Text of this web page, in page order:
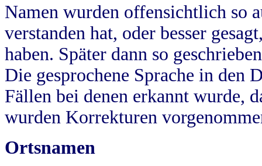
Namen wurden offensichtlich so
verstanden hat, oder besser
haben. Später dann so
Die gesprochene Sprache in
Fällen bei denen erkannt wurde,
wurden Korrekturen
Ortsnamen